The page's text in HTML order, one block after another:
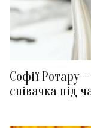
Софії Ротару
співачка під